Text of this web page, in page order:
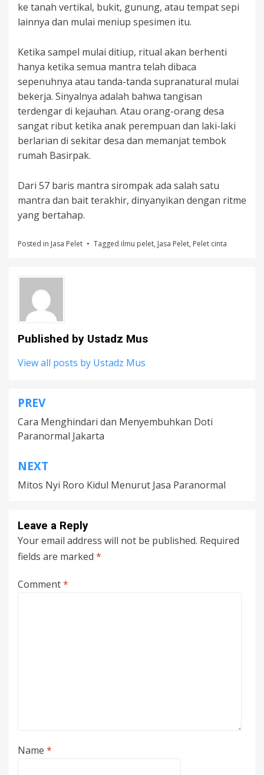
ke tanah vertikal, bukit, gunung, atau tempat sepi
lainnya dan mulai meniup spesimen itu.
Ketika sampel mulai ditiup, ritual akan berhenti
hanya ketika semua mantra telah dibaca
sepenuhnya atau tanda-tanda supranatural mulai
bekerja. Sinyalnya adalah bahwa tangisan
terdengar di kejauhan. Atau orang-orang desa
sangat ribut ketika anak perempuan dan laki-laki
berlarian di sekitar desa dan memanjat tembok
rumah Basirpak.
Dari 57 baris mantra sirompak ada salah satu
mantra dan bait terakhir, dinyanyikan dengan ritme
yang bertahap.
Posted in Jasa Pelet Tagged ilmu pelet, Jasa Pelet, Pelet cinta
Published by Ustadz Mus
View all posts by Ustadz Mus
Post
navigation
PREV
Cara Menghindari dan Menyembuhkan Doti
Paranormal Jakarta
NEXT
Mitos Nyi Roro Kidul Menurut Jasa Paranormal
Leave a Reply
Your email address will not be published. Required
fields are marked *
Comment*
Name *